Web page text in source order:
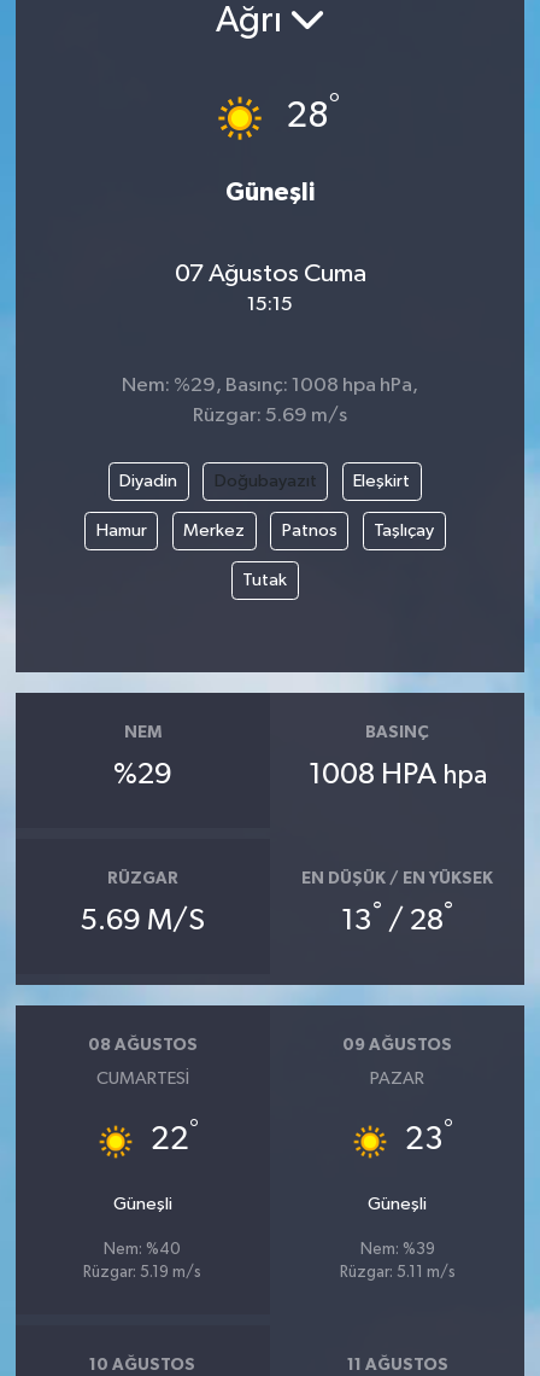
Ağrı
28°
Güneşli
07 Ağustos Cuma
15:15
Nem: %29, Basınç: 1008 hpa hPa,
Rüzgar: 5.69 m/s
Diyadin Doğubayazıt Eleşkirt
Hamur Merkez Patnos Taşlıçay
Tutak
NEM
%29
BASINÇ
1008 HPA hpa
RÜZGAR
5.69 M/S
EN DÜŞÜK / EN YÜKSEK
13° / 28°
08 AĞUSTOS
CUMARTESI
22°
Güneşli
Nem: %40
Rüzgar: 5.19 m/s
09 AĞUSTOS
PAZAR
23°
Güneşli
Nem: %39
Rüzgar: 5.11 m/s
10 AĞUSTOS 11 AĞUSTOS